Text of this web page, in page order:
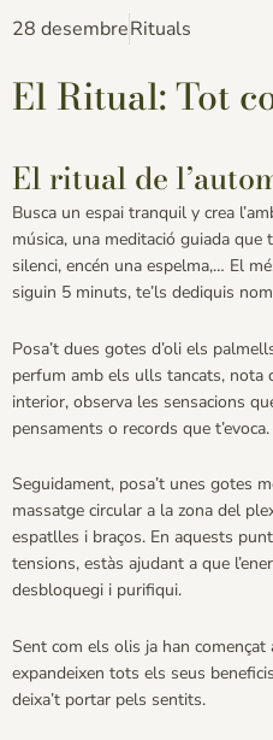
28 desembreRituals
El Ritual: Tot
El ritual de
Busca un espai tranquil y crea
música, una meditació guiada
silenci, encén una espelma,… El
siguin 5 minuts, te’ls dediquis
Posa’t dues gotes d’oli els
perfum amb els ulls tancats, nota
interior, observa les sensacions
pensaments o records que t’evoca.
Seguidament, posa’t unes gotes
massatge circular a la zona del
espatlles i braços. En aquests
tensions, estàs ajudant a que
desbloquegi i purifiqui.
Sent com els olis ja han
expandeixen tots els seus
deixa’t portar pels sentits.